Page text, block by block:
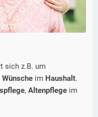
sich z.B. um
Wünsche im Haushalt.
, Altenpflege im